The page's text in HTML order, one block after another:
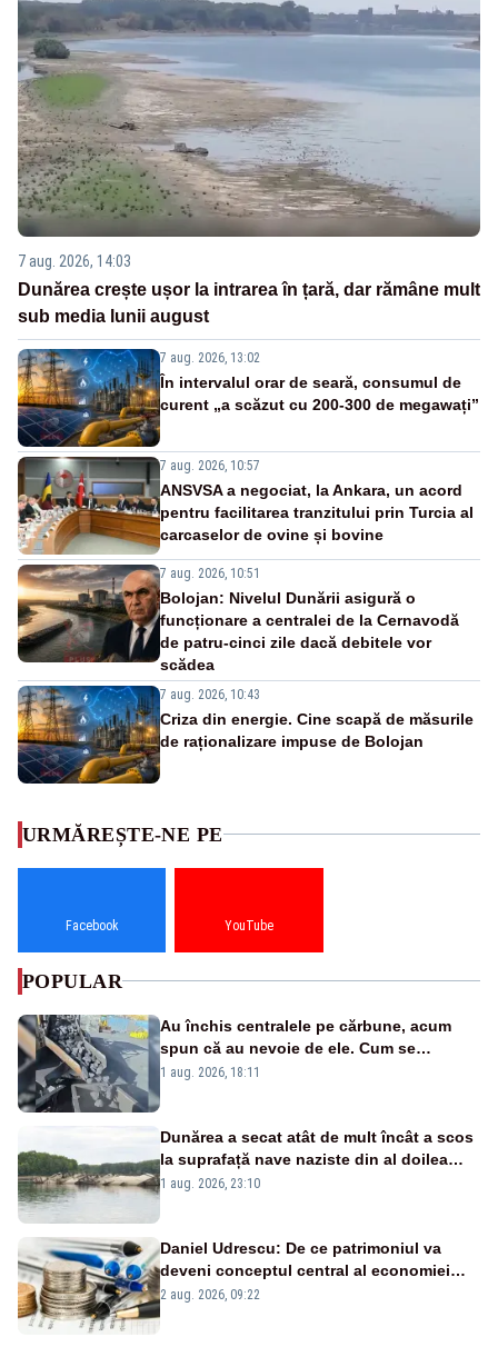
7 aug. 2026, 14:03
Dunărea crește ușor la intrarea în țară, dar rămâne mult
sub media lunii august
7 aug. 2026, 13:02
În intervalul orar de seară, consumul de
curent „a scăzut cu 200-300 de megawați”
7 aug. 2026, 10:57
ANSVSA a negociat, la Ankara, un acord
pentru facilitarea tranzitului prin Turcia al
carcaselor de ovine și bovine
7 aug. 2026, 10:51
Bolojan: Nivelul Dunării asigură o
funcționare a centralei de la Cernavodă
de patru-cinci zile dacă debitele vor
scădea
7 aug. 2026, 10:43
Criza din energie. Cine scapă de măsurile
de raționalizare impuse de Bolojan
URMĂREȘTE-NE PE
Facebook YouTube
POPULAR
Au închis centralele pe cărbune, acum
spun că au nevoie de ele. Cum se
pasează vina în plină criză energetică
1 aug. 2026, 18:11
Dunărea a secat atât de mult încât a scos
la suprafață nave naziste din al doilea
război mondial
1 aug. 2026, 23:10
Daniel Udrescu: De ce patrimoniul va
deveni conceptul central al economiei
viitoare?
2 aug. 2026, 09:22